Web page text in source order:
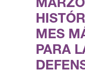
MES
PARA